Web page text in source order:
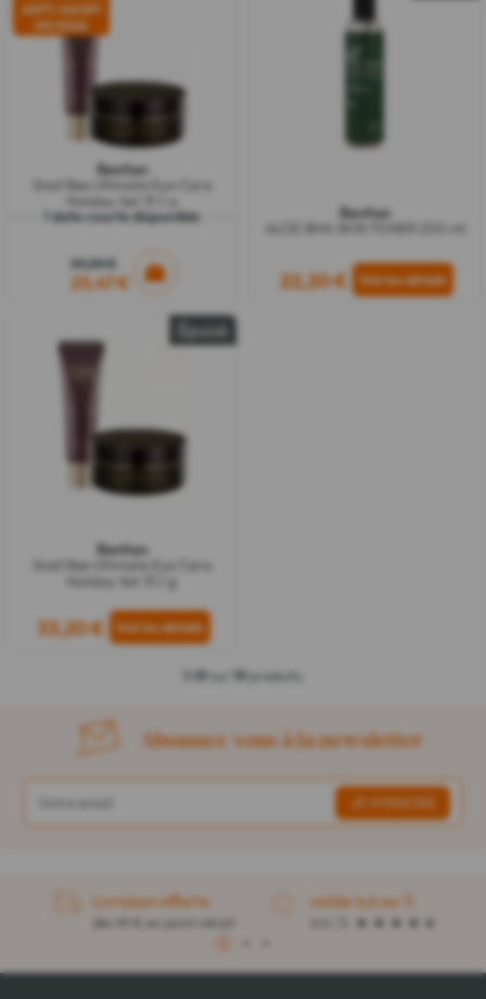
ANTI-GASPI
09/2026
Benton
Snail Bee Ultimate Eye Care
1 date courte disponible
33,20 €
23,47 €
Benton
22,20 €
Épuisé
Benton
Snail Bee Ultimate Eye Care
33,20 €
1-19 19 produits
Abonnez-vous à la newsletter
Livraison offerte
dès 49 € en point retrait
notée 4,6 sur 5
1